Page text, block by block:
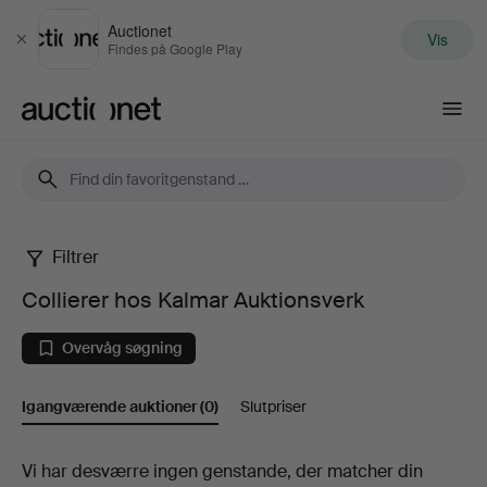
Luk
Auctionet
Findes på Google Play Vis
Collierer
hos
Kalmar
Auktionsverk
Filtrer
Collierer hos Kalmar Auktionsverk
Overvåg søgning
Igangværende auktioner(0) Slutpriser
Igangværende
Vi har desværre ingen genstande, der matcher din